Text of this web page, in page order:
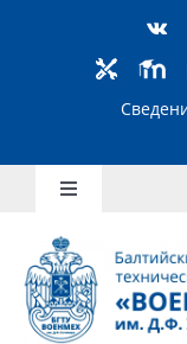
Toggle
Школьникам
Абитуриентам